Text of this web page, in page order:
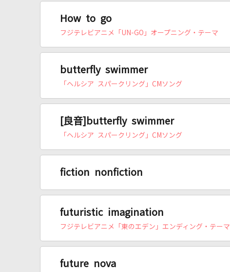
How to go
フジテレビアニメ「UN-GO」オープニング・テーマ
butterfly swimmer
「ヘルシア スパークリング」CMソング
[良音]butterfly swimmer
「ヘルシア スパークリング」CMソング
fiction nonfiction
futuristic imagination
フジテレビアニメ「東のエデン」エンディング・テーマ
future nova